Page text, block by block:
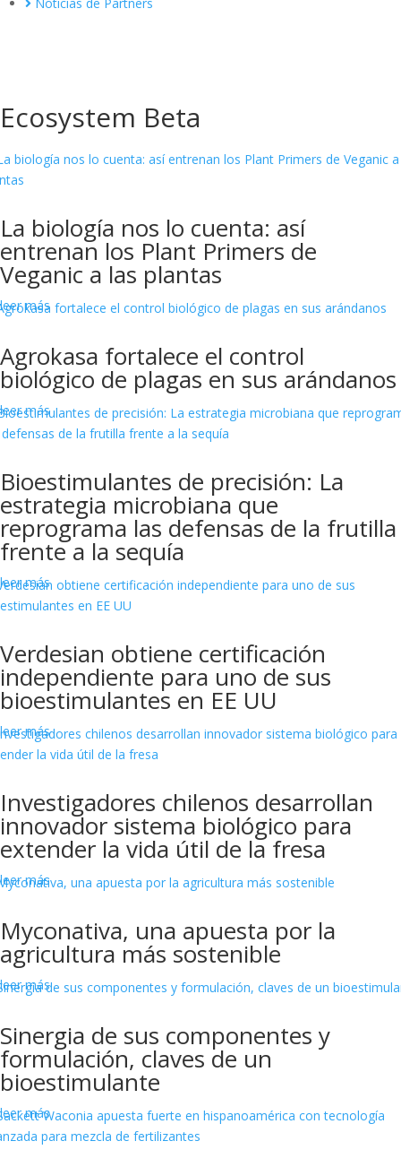
Ecosystem Beta
La biología nos lo cuenta: así
entrenan los Plant Primers de
Veganic a las plantas
leer más
Agrokasa fortalece el control
biológico de plagas en sus arándanos
leer más
Bioestimulantes de precisión: La
estrategia microbiana que
reprograma las defensas de la frutilla
frente a la sequía
leer más
Verdesian obtiene certificación
independiente para uno de sus
bioestimulantes en EE UU
leer más
Investigadores chilenos desarrollan
innovador sistema biológico para
extender la vida útil de la fresa
leer más
Myconativa, una apuesta por la
agricultura más sostenible
leer más
Sinergia de sus componentes y
formulación, claves de un
bioestimulante
leer más